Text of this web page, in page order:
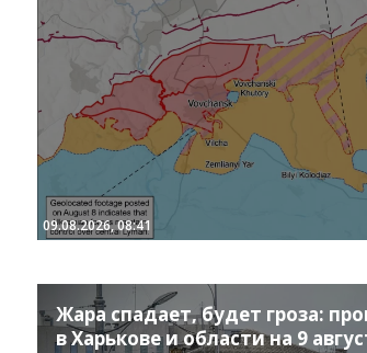
09.08.2026, 08:41
Жара спадает, будет гроза:
в Харькове и области на 9